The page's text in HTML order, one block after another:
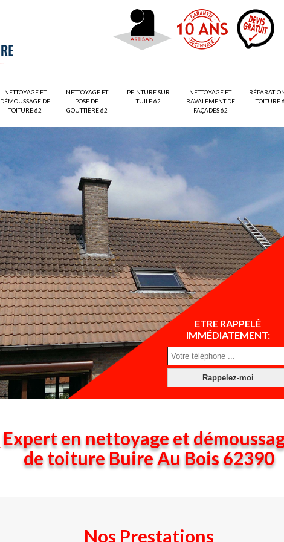
NETTOYAGE ET
DÉMOUSSAGE DE
TOITURE 62
NETTOYAGE ET
POSE DE
GOUTTIÈRE 62
PEINTURE SUR
TUILE 62
NETTOYAGE ET
RAVALEMENT DE
FAÇADES 62
TOITURE
ETRE RAPPELÉ
IMMÉDIATEMENT:
Expert en nettoyage et
de toiture Buire Au Bois 62390
Nos Prestations